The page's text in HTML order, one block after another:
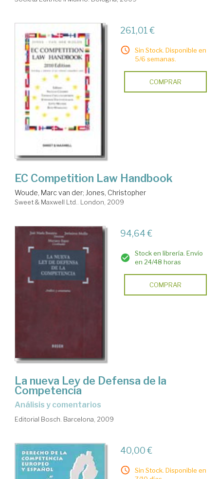
261,01 €
Sin Stock. Disponible en
5/6 semanas.
COMPRAR
EC Competition Law Handbook
Woude, Marc van der; Jones, Christopher
Sweet & Maxwell Ltd.. London, 2009
94,64 €
Stock en librería. Envío
en 24/48 horas
COMPRAR
La nueva Ley de Defensa de la
Competencia
análisis y comentarios
Editorial Bosch. Barcelona, 2009
40,00 €
Sin Stock. Disponible en